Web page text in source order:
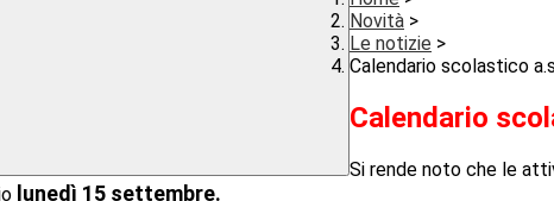
Novità >
Le notizie >
Calendario scolastico
Calendario
Si rende noto che le
lunedì 15 settembre.